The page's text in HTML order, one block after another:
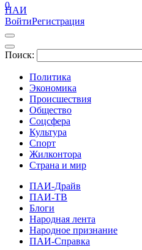
ПАИ
ВойтиРегистрация
Поиск:
Политика
Экономика
Происшествия
Общество
Соцсфера
Культура
Спорт
Жилконтора
Страна и мир
ПАИ-Драйв
ПАИ-ТВ
Блоги
Народная лента
Народное признание
ПАИ-Справка
0